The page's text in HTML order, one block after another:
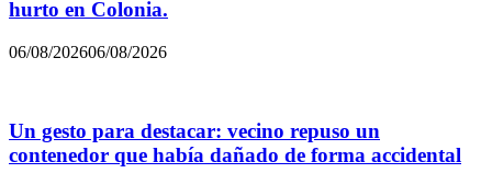
hurto en Colonia.
06/08/202606/08/2026
Un gesto para destacar: vecino repuso un
contenedor que había dañado de forma accidental